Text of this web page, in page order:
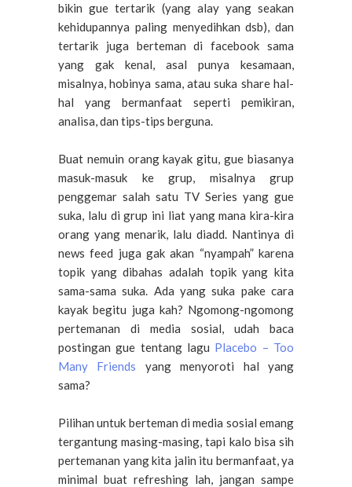
bikin gue tertarik (yang alay yang seakan
kehidupannya paling menyedihkan dsb), dan
tertarik juga berteman di facebook sama
yang gak kenal, asal punya kesamaan,
misalnya, hobinya sama, atau suka share hal-
hal yang bermanfaat seperti pemikiran,
analisa, dan tips-tips berguna.
Buat nemuin orang kayak gitu, gue biasanya
masuk-masuk ke grup, misalnya grup
penggemar salah satu TV Series yang gue
suka, lalu di grup ini liat yang mana kira-kira
orang yang menarik, lalu diadd. Nantinya di
news feed juga gak akan “nyampah” karena
topik yang dibahas adalah topik yang kita
sama-sama suka. Ada yang suka pake cara
kayak begitu juga kah? Ngomong-ngomong
pertemanan di media sosial, udah baca
postingan gue tentang lagu Placebo – Too
Many Friends yang menyoroti hal yang
sama?
Pilihan untuk berteman di media sosial emang
tergantung masing-masing, tapi kalo bisa sih
pertemanan yang kita jalin itu bermanfaat, ya
minimal buat refreshing lah, jangan sampe